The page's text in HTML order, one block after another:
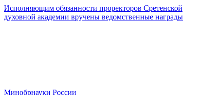
Исполняющим обязанности проректоров Сретенской
духовной академии вручены ведомственные награды
Минобрнауки России